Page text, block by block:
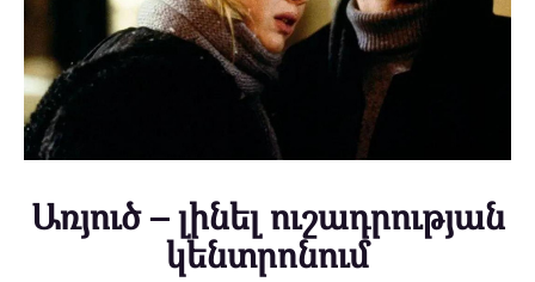
Առյուծ – լինել ուշադրության
կենտրոնում